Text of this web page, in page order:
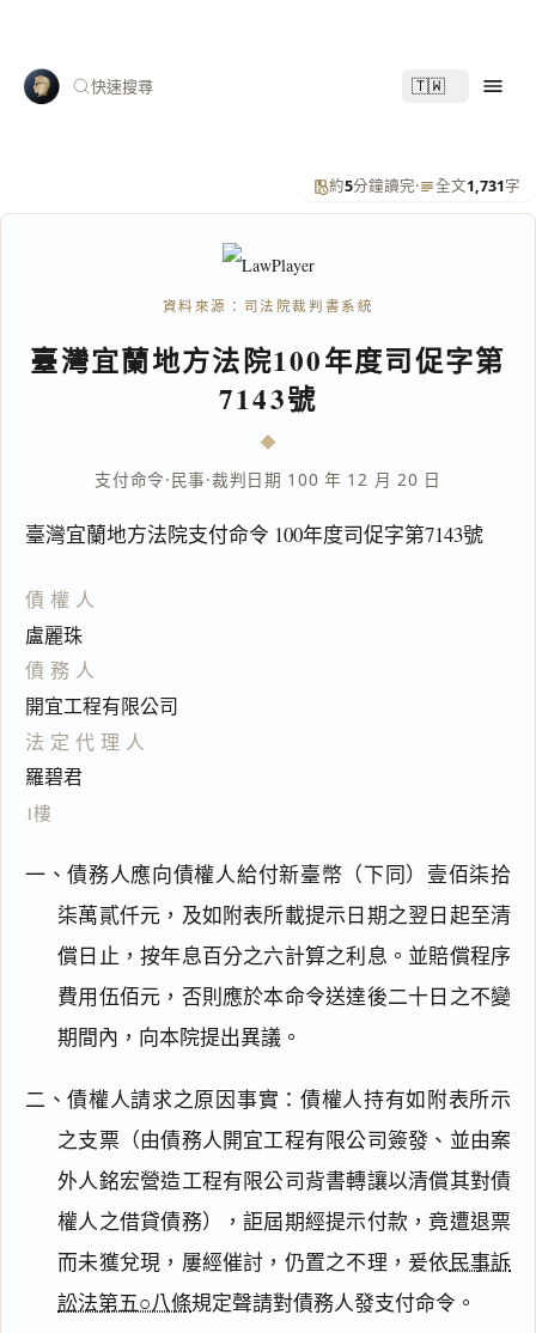
快速搜尋 🇹🇼
約5分鐘讀完· 全文1,731字
資料來源：司法院裁判書系統
臺灣宜蘭地方法院100年度司促字第
7143號
支付命令·民事·裁判日期 100 年 12 月 20 日
臺灣宜蘭地方法院支付命令 100年度司促字第7143號
債權人
盧麗珠
債務人
開宜工程有限公司
法定代理人
羅碧君
1樓
一、債務人應向債權人給付新臺幣（下同）壹佰柒拾
柒萬貳仟元，及如附表所載提示日期之翌日起至清
償日止，按年息百分之六計算之利息。並賠償程序
費用伍佰元，否則應於本命令送達後二十日之不變
期間內，向本院提出異議。
二、債權人請求之原因事實：債權人持有如附表所示
之支票（由債務人開宜工程有限公司簽發、並由案
外人銘宏營造工程有限公司背書轉讓以清償其對債
權人之借貸債務），詎屆期經提示付款，竟遭退票
而未獲兌現，屢經催討，仍置之不理，爰依民事訴
訟法第五○八條規定聲請對債務人發支付命令。